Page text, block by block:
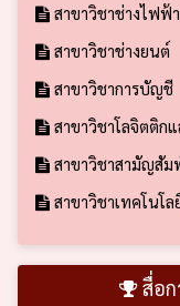
สาขาวิชาช่างไฟฟ้
สาขาวิชาช่างยนต์
สาขาวิชาการบัญชี
สาขาวิชาโลจิตติก
สาขาวิชาสามัญสั
สาขาวิชาเทคโนโ
สื่อ